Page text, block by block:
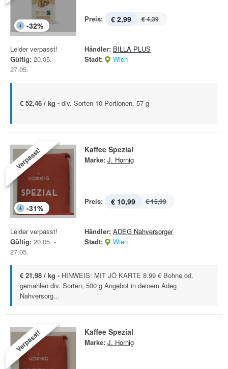
-32%
Preis: € 2,99 € 4,39
Leider verpasst!
Gültig: 20.05. -
27.05.
Händler: BILLA PLUS
Stadt:
Wien
€ 52,46 / kg - div. Sorten 10 Portionen, 57 g
Verpasst!
-31%
Kaffee Spezial
Marke: J. Hornig
Preis: € 10,99 € 15,99
Leider verpasst!
Gültig: 20.05. -
27.05.
Händler: ADEG Nahversorger
Stadt:
Wien
€ 21,98 / kg - HINWEIS: MIT JÖ KARTE 8.99 € Bohne od.
gemahlen div. Sorten, 500 g Angebot in deinem Adeg
Nahversorg...
Verpasst! Kaffee Spezial
Marke: J. Hornig